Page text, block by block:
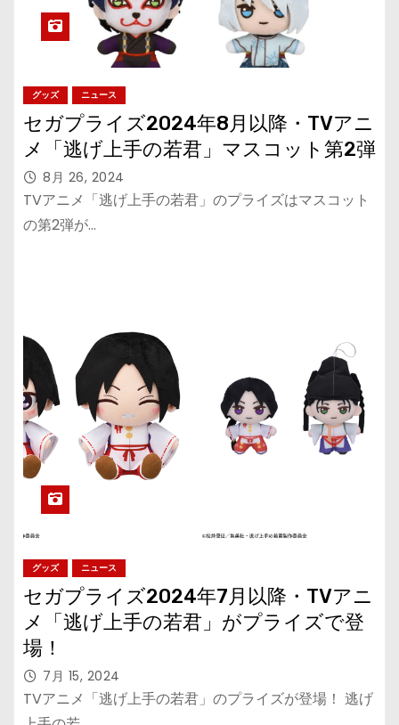
グッズ ニュース
セガプライズ2024年8月以降・TVアニ
メ「逃げ上手の若君」マスコット第2弾
8月 26, 2024
TVアニメ「逃げ上手の若君」のプライズはマスコット
の第2弾が…
グッズ ニュース
セガプライズ2024年7月以降・TVアニ
メ「逃げ上手の若君」がプライズで登
場！
7月 15, 2024
TVアニメ「逃げ上手の若君」のプライズが登場！ 逃げ